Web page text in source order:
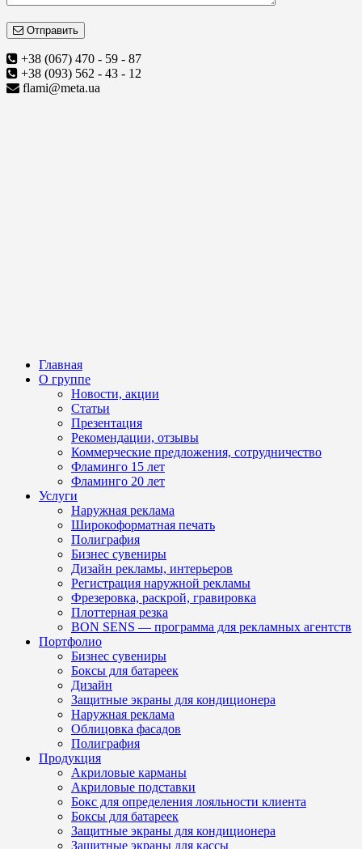
Отправить
+38 (067) 470 - 59 - 87
+38 (093) 562 - 43 - 12
flami@meta.ua
Главная
О группе
Новости, акции
Статьи
Презентация
Рекомендации, отзывы
Коммерческие предложения, сотрудничество
Фламинго 15 лет
Фламинго 20 лет
Услуги
Наружная реклама
Широкоформатная печать
Полиграфия
Бизнес сувениры
Дизайн рекламы, интерьеров
Регистрация наружной рекламы
Фрезеровка, раскрой, гравировка
Плоттерная резка
BON SENS — программа для рекламных агентств
Портфолио
Бизнес сувениры
Боксы для батареек
Дизайн
Защитные экраны для кондиционера
Наружная реклама
Облицовка фасадов
Полиграфия
Продукция
Акриловые карманы
Акриловые подставки
Бокс для определения лояльности клиента
Боксы для батареек
Защитные экраны для кондиционера
Защитные экраны для кассы